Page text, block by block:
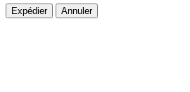
Expédier Annuler